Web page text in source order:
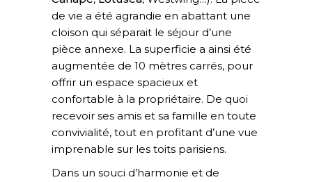
de vie a été agrandie en abattant une
cloison qui séparait le séjour d’une
pièce annexe. La superficie a ainsi été
augmentée de 10 mètres carrés, pour
offrir un espace spacieux et
confortable à la propriétaire. De quoi
recevoir ses amis et sa famille en toute
convivialité, tout en profitant d’une vue
imprenable sur les toits parisiens.
Dans un souci d’harmonie et de